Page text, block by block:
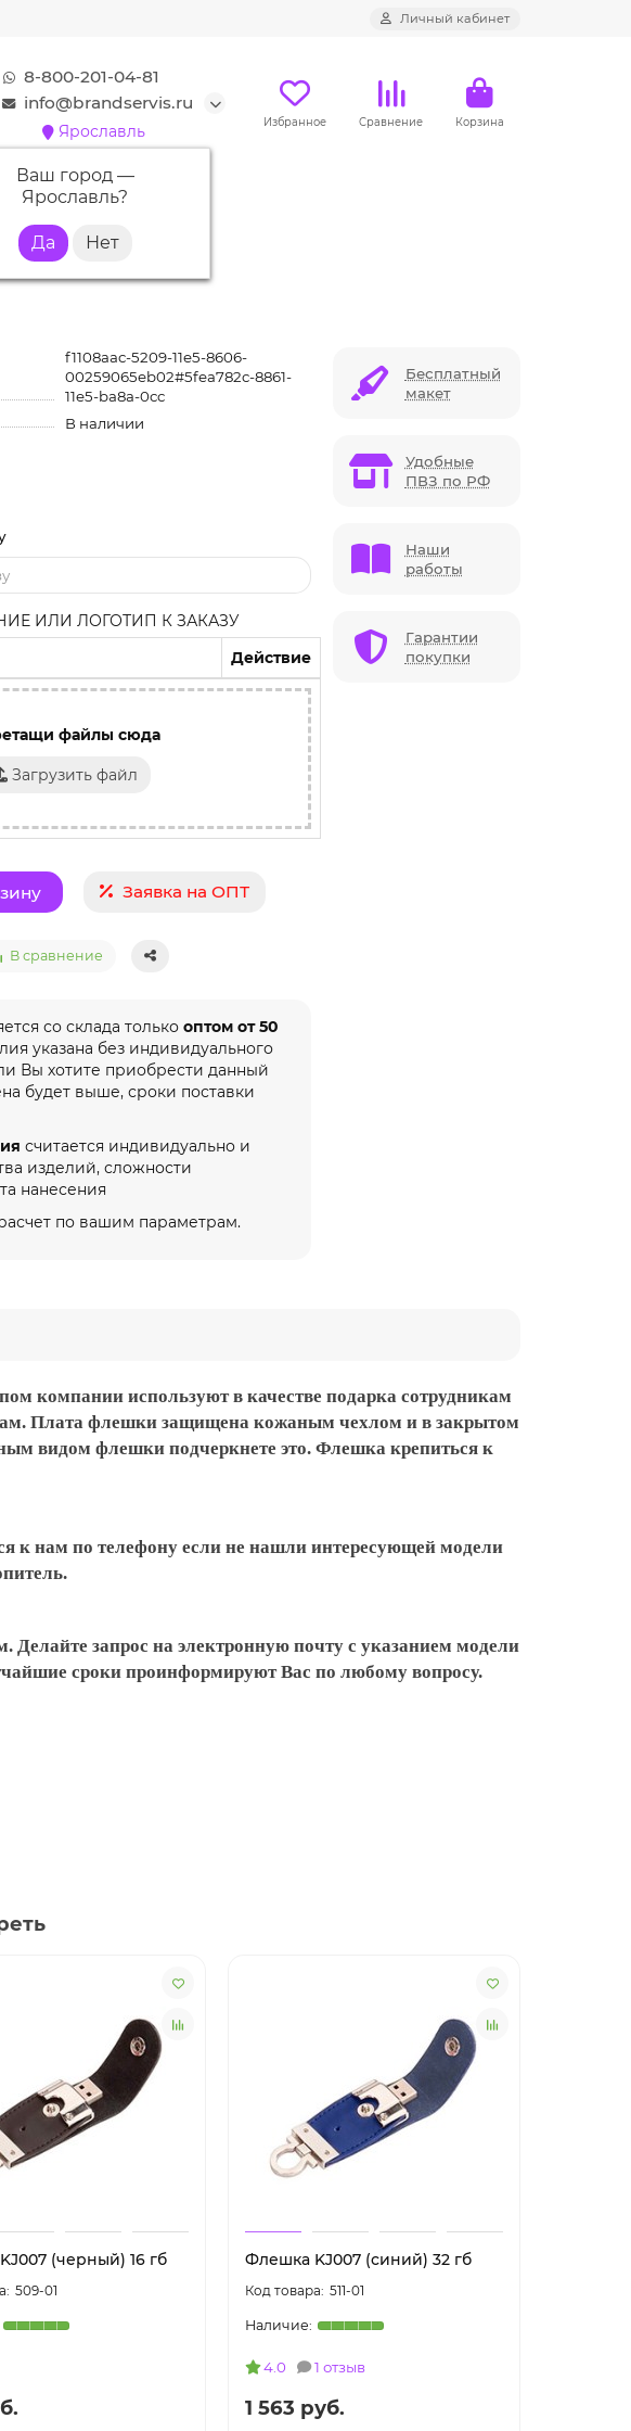
Личный кабинет
8-800-201-04-81
info@brandservis.ru
Ярославль
Ваш город —
Ярославль?
Избранное Сравнение Корзина
KJ007 (белый) 16 гб
f1108aac-5209-11e5-8606-
00259065eb02#5fea782c-8861-
11e5-ba8a-0cc
В наличии
ИЛИ ЛОГОТИП К ЗАКАЗУ
Действие
файлы сюда
Загрузить файл
Заявка на ОПТ
В сравнение
со склада толькооптом от 50
указана без индивидуального
Вы хотите приобрести данный
будет выше, сроки поставки
считается индивидуально и
изделий, сложности
нанесения
по вашим параметрам.
Бесплатный
макет
Удобные
ПВЗ по РФ
Наши
работы
Гарантии
покупки
компании используют в качестве подарка сотрудникам
Плата флешки защищена кожаным чехлом и в закрытом
видом флешки подчеркнете это. Флешка крепиться к
к нам по телефону если не нашли интересующей модели
запрос на электронную почту с указанием модели
сроки проинформируют Вас по любому вопросу.
(черный) 16 гб
509-01
Флешка KJ007 (синий) 32 гб
511-01
4.0 1 отзыв
1 563 руб.